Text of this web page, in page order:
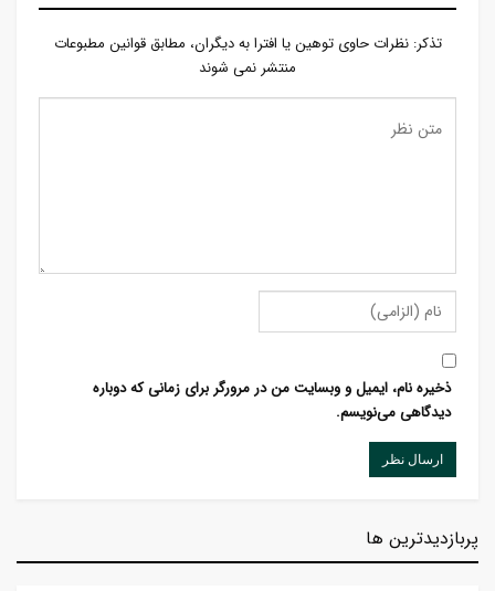
تذكر: نظرات حاوی توهين يا افترا به ديگران، مطابق قوانين مطبوعات
منتشر نمی شوند
ذخیره نام، ایمیل و وبسایت من در مرورگر برای زمانی که دوباره
دیدگاهی می‌نویسم.
پربازدیدترین ها